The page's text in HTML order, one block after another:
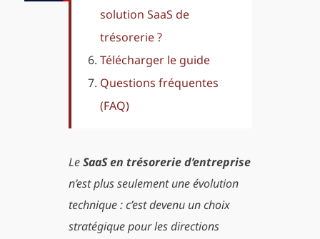
solution SaaS de
trésorerie ?
Télécharger le guide
Questions fréquentes
(FAQ)
LeSaaS en trésorerie d’entreprise
n’est plus seulement une évolution
technique : c’est devenu un choix
stratégique pour les directions